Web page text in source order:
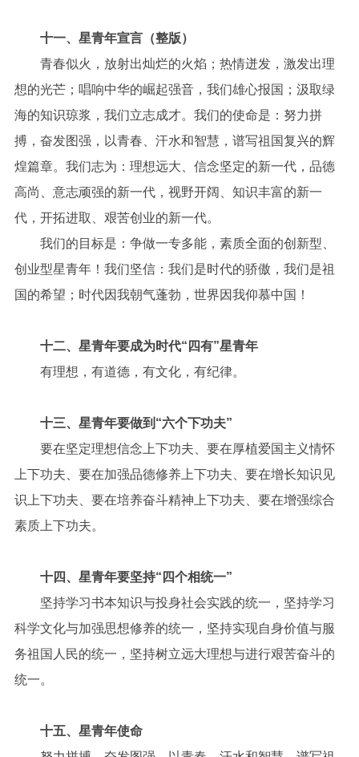
十一、星青年宣言（整版）
青春似火，放射出灿烂的火焰；热情迸发，激发出理
想的光芒；唱响中华的崛起强音，我们雄心报国；汲取绿
海的知识琼浆，我们立志成才。我们的使命是：努力拼
搏，奋发图强，以青春、汗水和智慧，谱写祖国复兴的辉
煌篇章。我们志为：理想远大、信念坚定的新一代，品德
高尚、意志顽强的新一代，视野开阔、知识丰富的新一
代，开拓进取、艰苦创业的新一代。
我们的目标是：争做一专多能，素质全面的创新型、
创业型星青年！我们坚信：我们是时代的骄傲，我们是祖
国的希望；时代因我朝气蓬勃，世界因我仰慕中国！
十二、星青年要成为时代“四有”星青年
有理想，有道德，有文化，有纪律。
十三、星青年要做到“六个下功夫”
要在坚定理想信念上下功夫、要在厚植爱国主义情怀
上下功夫、要在加强品德修养上下功夫、要在增长知识见
识上下功夫、要在培养奋斗精神上下功夫、要在增强综合
素质上下功夫。
十四、星青年要坚持“四个相统一”
坚持学习书本知识与投身社会实践的统一，坚持学习
科学文化与加强思想修养的统一，坚持实现自身价值与服
务祖国人民的统一，坚持树立远大理想与进行艰苦奋斗的
统一。
十五、星青年使命